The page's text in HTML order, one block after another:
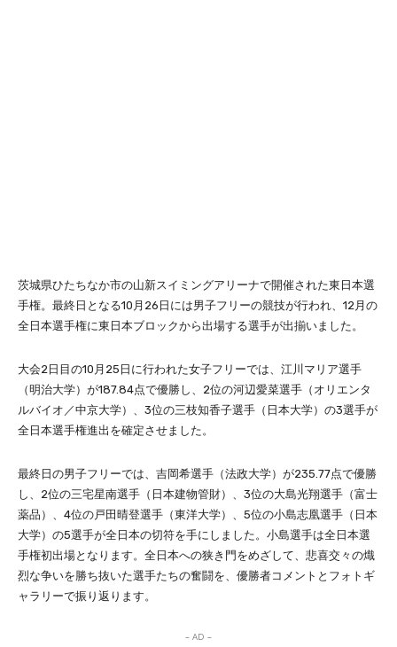
茨城県ひたちなか市の山新スイミングアリーナで開催された東日本選
手権。最終日となる10月26日には男子フリーの競技が行われ、12月の
全日本選手権に東日本ブロックから出場する選手が出揃いました。
大会2日目の10月25日に行われた女子フリーでは、江川マリア選手
（明治大学）が187.84点で優勝し、2位の河辺愛菜選手（オリエンタ
ルバイオ／中京大学）、3位の三枝知香子選手（日本大学）の3選手が
全日本選手権進出を確定させました。
最終日の男子フリーでは、吉岡希選手（法政大学）が235.77点で優勝
し、2位の三宅星南選手（日本建物管財）、3位の大島光翔選手（富士
薬品）、4位の戸田晴登選手（東洋大学）、5位の小島志凰選手（日本
大学）の5選手が全日本の切符を手にしました。小島選手は全日本選
手権初出場となります。全日本への狭き門をめざして、悲喜交々の熾
烈な争いを勝ち抜いた選手たちの奮闘を、優勝者コメントとフォトギ
ャラリーで振り返ります。
– AD –